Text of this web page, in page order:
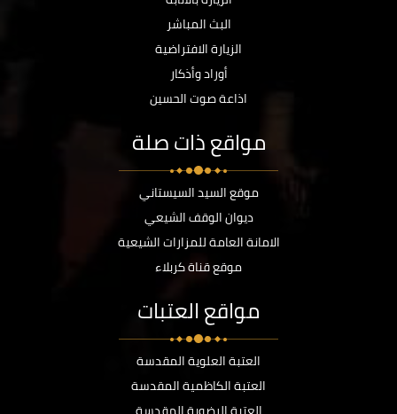
البث المباشر
الزيارة الافتراضية
أوراد وأذكار
اذاعة صوت الحسين
مواقع ذات صلة
موقع السيد السيستاني
ديوان الوقف الشيعي
الامانة العامة للمزارات الشيعية
موقع قناة كربلاء
مواقع العتبات
العتبة العلوية المقدسة
العتبة الكاظمية المقدسة